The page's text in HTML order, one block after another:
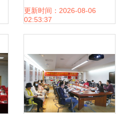
文化活动，组织文
更新时间：2026-08-06
02:53:37